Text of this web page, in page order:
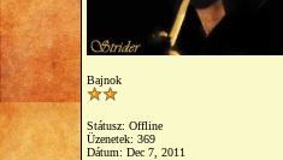
Bajnok
Státusz: Offline
Üzenetek: 369
Dátum: Dec 7, 2011